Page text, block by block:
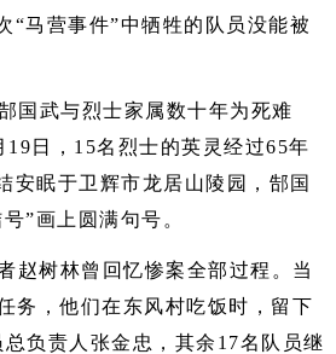
“马营事件”中牺牲的队员没能被
国武与烈士家属数十年为死难
19日，15名烈士的英灵经过65年
安眠于卫辉市龙居山陵园，郜国
”画上圆满句号。
赵树林曾回忆惨案全部过程。当
务，他们在东风村吃饭时，留下
负责人张金忠，其余17名队员继